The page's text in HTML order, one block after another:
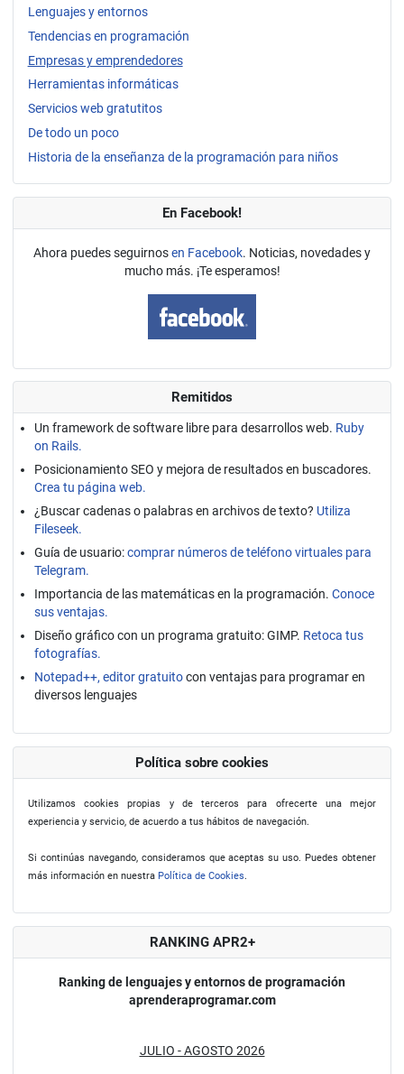
Lenguajes y entornos
Tendencias en programación
Empresas y emprendedores
Herramientas informáticas
Servicios web gratutitos
De todo un poco
Historia de la enseñanza de la programación para niños
En Facebook!
Ahora puedes seguirnosen Facebook. Noticias, novedades y
mucho más. ¡Te esperamos!
Remitidos
Un framework de software libre para desarrollos web. Ruby
on Rails.
Posicionamiento SEO y mejora de resultados en buscadores.
Crea tu página web.
¿Buscar cadenas o palabras en archivos de texto? Utiliza
Fileseek.
Guía de usuario:comprar números de teléfono virtuales para
Telegram.
Importancia de las matemáticas en la programación. Conoce
sus ventajas.
Diseño gráfico con un programa gratuito: GIMP. Retoca tus
fotografías.
Notepad++, editor gratuitocon ventajas para programar en
diversos lenguajes
Política sobre cookies
Utilizamos cookies propias y de terceros para ofrecerte una mejor
experiencia y servicio, de acuerdo a tus hábitos de navegación.
Si continúas navegando, consideramos que aceptas su uso. Puedes obtener
más información en nuestra Política de Cookies.
RANKING APR2+
Ranking de lenguajes y entornos de programación
aprenderaprogramar.com
JULIO - AGOSTO 2026